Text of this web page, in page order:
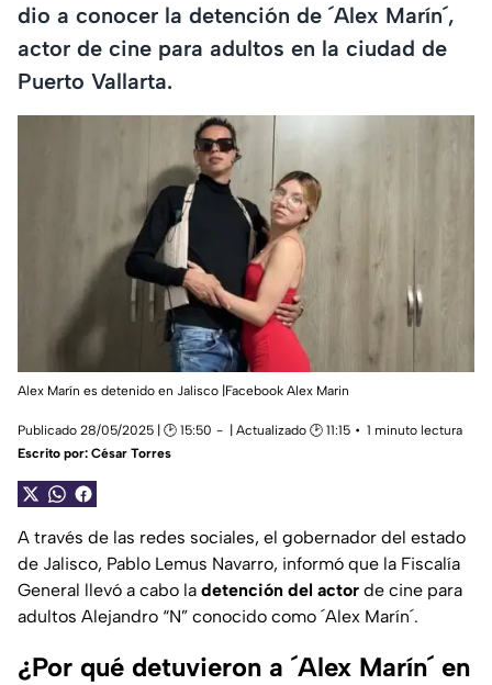
dio a conocer la detención de ´Alex Marín´,
actor de cine para adultos en la ciudad de
Puerto Vallarta.
Alex Marín es detenido en Jalisco |Facebook Alex Marin
Publicado 28/05/2025 | 🕑 15:50 | Actualizado 🕑 11:15
1 minuto lectura
Escrito por: César Torres
A través de las redes sociales, el gobernador del estado
de Jalisco, Pablo Lemus Navarro, informó que la Fiscalía
General llevó a cabo la detención del actor de cine para
adultos Alejandro “N” conocido como ´Alex Marín´.
¿Por qué detuvieron a ´Alex Marín´ en